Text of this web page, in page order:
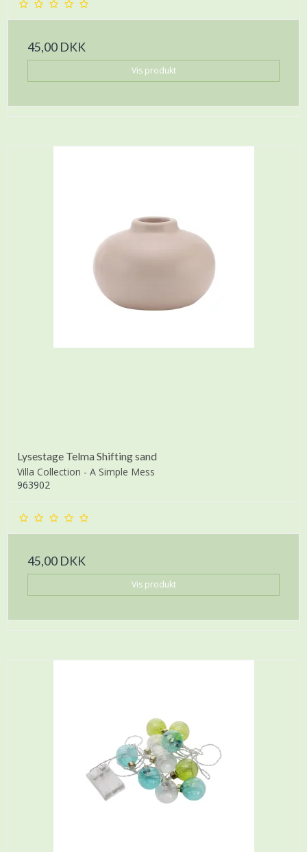
45,00 DKK
Vis produkt
Lysestage Telma Shifting sand
Villa Collection - A Simple Mess
963902
45,00 DKK
Vis produkt